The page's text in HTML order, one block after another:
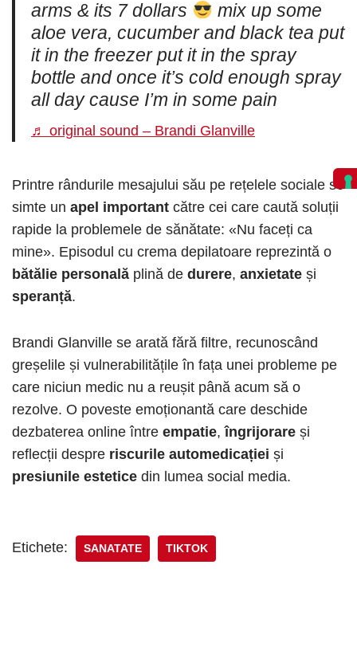
arms & its 7 dollars
mix up some
aloe vera, cucumber and black tea put
it in the freezer put it in the spray
bottle and once it’s cold enough spray
all day cause I’m in some pain
♬ original sound – Brandi Glanville
Printre rândurile mesajului său pe rețelele sociale se
simte un apel important către cei care caută soluții
rapide la problemele de sănătate: «Nu faceți ca
mine». Episodul cu crema depilatoare reprezintă o
bătălie personală plină de durere, anxietate și
speranță.
Brandi Glanville se arată fără filtre, recunoscând
greșelile și vulnerabilitățile în fața unei probleme pe
care niciun medic nu a reușit până acum să o
rezolve. O poveste emoționantă care deschide
dezbaterea online între empatie,îngrijorare și
reflecții despre riscurile automedicației și
presiunile estetice din lumea social media.
Etichete: SANATATE TIKTOK